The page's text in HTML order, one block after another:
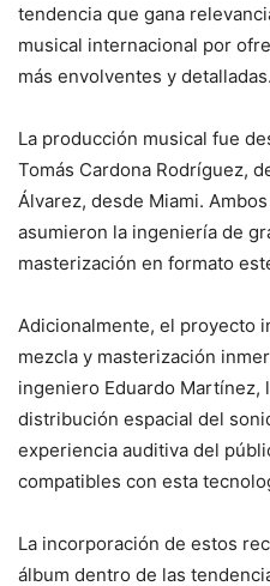
tendencia que gana
musical internacional por
más envolventes y detalladas.
La producción musical fue
Tomás Cardona Rodríguez,
Álvarez, desde Miami.
asumieron la ingeniería de
masterización en formato
Adicionalmente, el proyecto
mezcla y masterización
ingeniero Eduardo Martínez,
distribución espacial del
experiencia auditiva del
compatibles con esta
La incorporación de estos
álbum dentro de las